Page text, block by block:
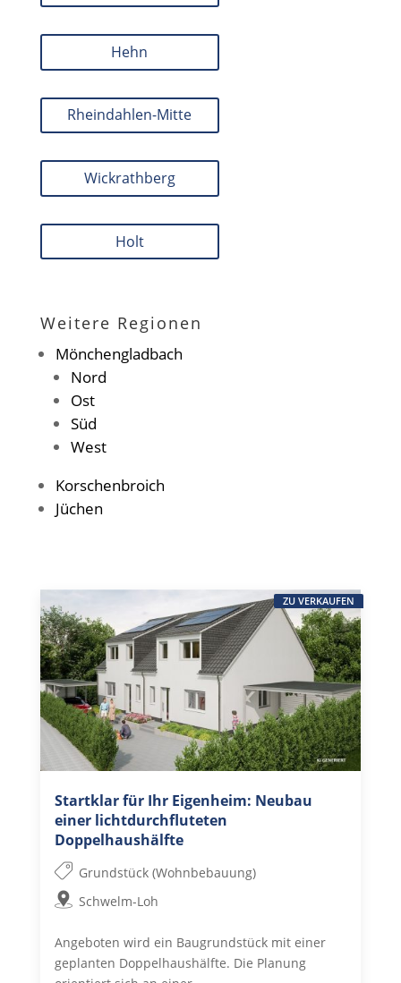
Hehn
Rheindahlen-Mitte
Wickrathberg
Holt
Weitere Regionen
Mönchengladbach
Nord
Ost
Süd
West
Korschenbroich
Jüchen
Startklar für Ihr Eigenheim: Neubau
einer lichtdurchfluteten
Doppelhaushälfte
Grundstück (Wohnbebauung)
Schwelm-Loh
Angeboten wird ein Baugrundstück mit einer
geplanten Doppelhaushälfte. Die Planung
ZU VERKAUFEN